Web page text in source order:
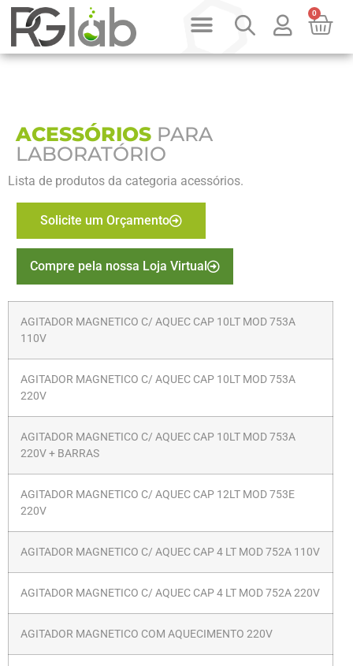
0
ACESSÓRIOS PARA
LABORATÓRIO
Lista de produtos da categoria acessórios.
Solicite um Orçamento
Compre pela nossa Loja Virtual
AGITADOR MAGNETICO C/ AQUEC CAP 10LT MOD 753A
110V
AGITADOR MAGNETICO C/ AQUEC CAP 10LT MOD 753A
220V
AGITADOR MAGNETICO C/ AQUEC CAP 10LT MOD 753A
220V + BARRAS
AGITADOR MAGNETICO C/ AQUEC CAP 12LT MOD 753E
220V
AGITADOR MAGNETICO C/ AQUEC CAP 4 LT MOD 752A 110V
AGITADOR MAGNETICO C/ AQUEC CAP 4 LT MOD 752A 220V
AGITADOR MAGNETICO COM AQUECIMENTO 220V